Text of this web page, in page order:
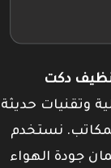
دكت
وتقنيات حديثة
نستخدم
جودة الهواء